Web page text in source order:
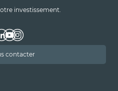
investissement.
contacter